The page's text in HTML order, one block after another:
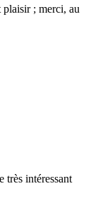
; merci, au
très intéressant